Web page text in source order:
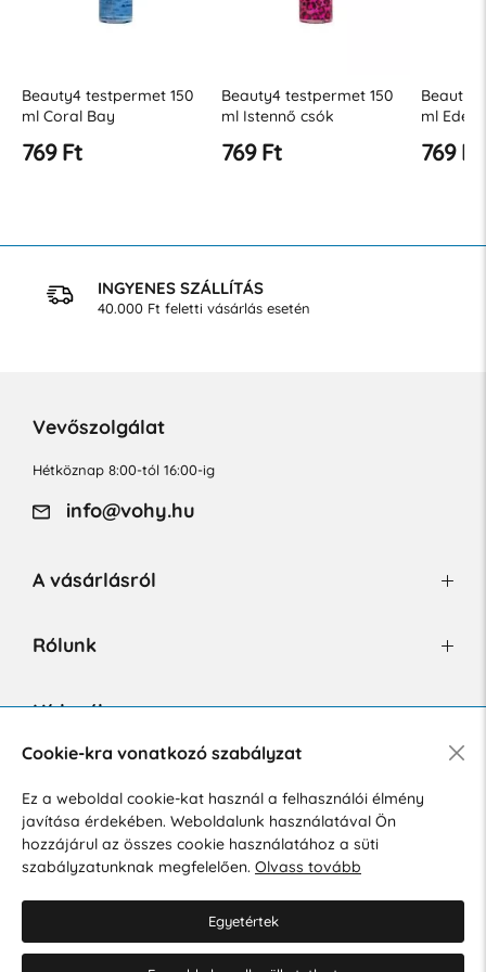
Beauty4 testpermet 150
ml Coral Bay
769 Ft
Beauty4 testpermet 150
ml Istennő csók
769 Ft
Beauty4
ml Eden
769 Ft
INGYENES SZÁLLÍTÁS
40.000 Ft feletti vásárlás esetén
Vevőszolgálat
Hétköznap 8:00-tól 16:00-ig
info@vohy.hu
A vásárlásról
Rólunk
Hírlevél
Hozzájárulok a személyes adatok marketing célú kezeléséhez.
Személyes adatok védelmére vonatkozó szabályzat.
Cookie-kra vonatkozó szabályzat
Ez a weboldal cookie-kat használ a felhasználói élmény
javítása érdekében. Weboldalunk használatával Ön
hozzájárul az összes cookie használatához a süti
szabályzatunknak megfelelően. Olvass tovább
Egyetértek